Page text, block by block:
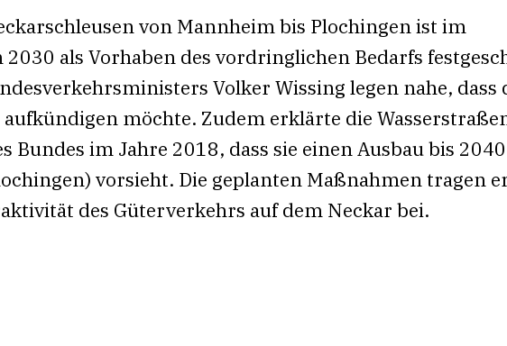
von Mannheim bis Plochingen ist im
als Vorhaben des vordringlichen Bedarfs
Volker Wissing legen nahe, dass
möchte. Zudem erklärte die
Bundes im Jahre 2018, dass sie einen Ausbau bis 2040
vorsieht. Die geplanten Maßnahmen tragen
des Güterverkehrs auf dem Neckar bei.